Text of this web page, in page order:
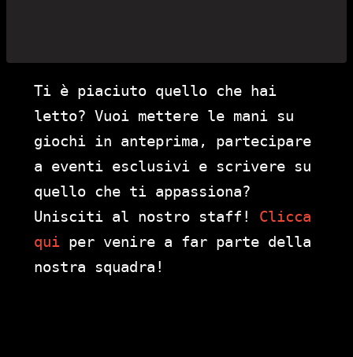
Ti è piaciuto quello che hai
letto? Vuoi mettere le mani su
giochi in anteprima, partecipare
a eventi esclusivi e scrivere su
quello che ti appassiona?
Unisciti al nostro staff! Clicca
qui per venire a far parte della
nostra squadra!